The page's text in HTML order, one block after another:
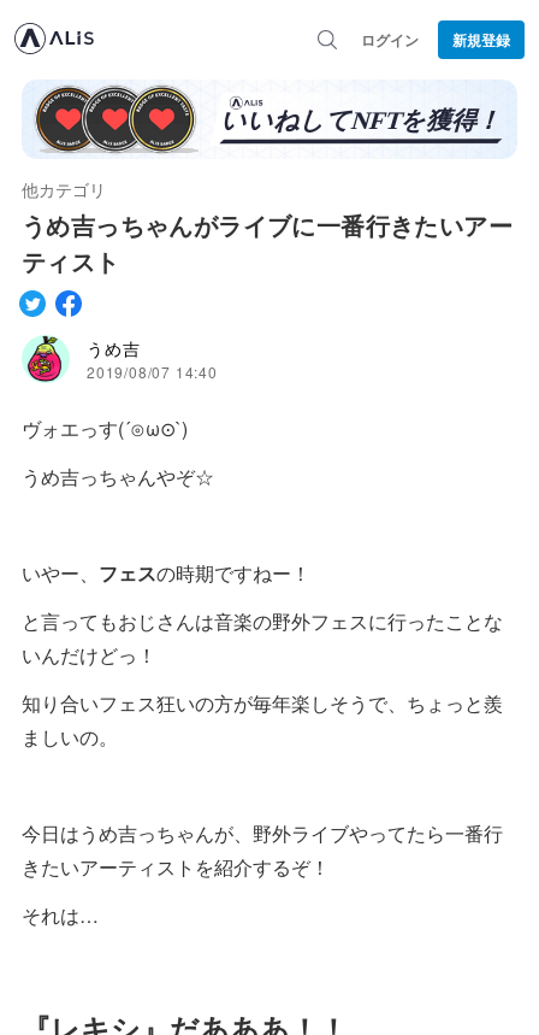
ログイン 新規登録
他カテゴリ
うめ吉っちゃんがライブに一番行きたいアー
ティスト
うめ吉
2019/08/07 14:40
ヴォエっす(´⊙ω⊙`)
うめ吉っちゃんやぞ☆
いやー、 フェスの時期ですねー！
と言ってもおじさんは音楽の野外フェスに行ったことな
いんだけどっ！
知り合いフェス狂いの方が毎年楽しそうで、ちょっと羨
ましいの。
今日はうめ吉っちゃんが、野外ライブやってたら一番行
きたいアーティストを紹介するぞ！
それは…